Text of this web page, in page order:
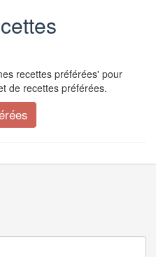
recettes préférées' pour
de recettes préférées.